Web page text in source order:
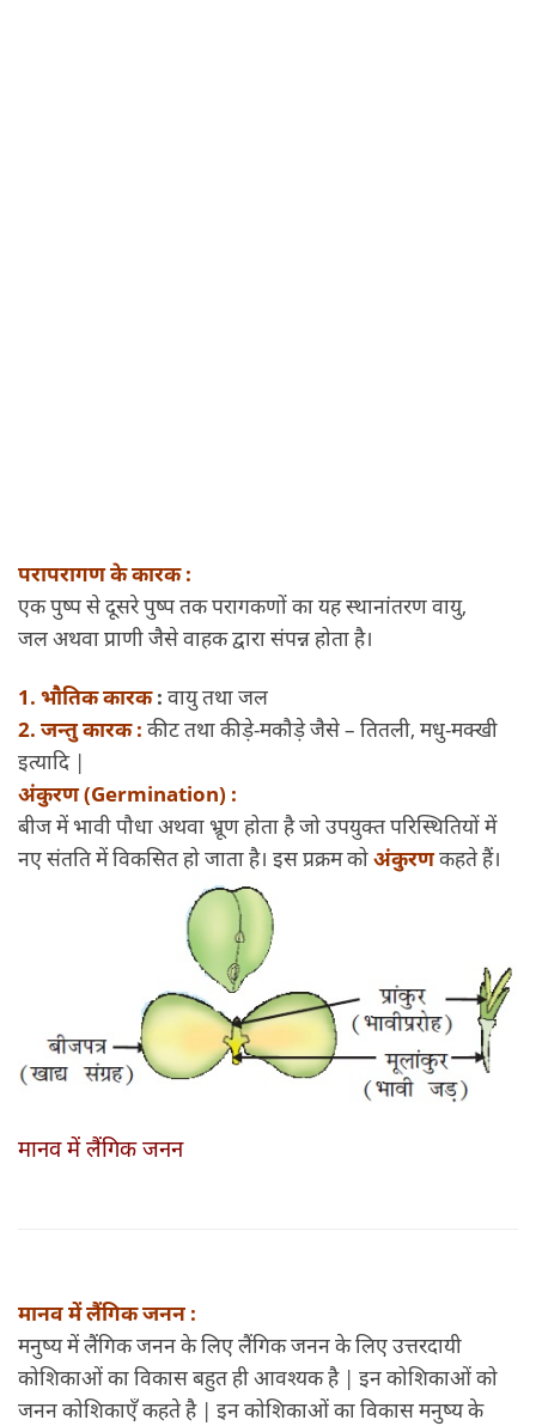
परापरागण के कारक :
एक पुष्प से दूसरे पुष्प तक परागकणों का यह स्थानांतरण वायु,
जल अथवा प्राणी जैसे वाहक द्वारा संपन्न होता है।
1. भौतिक कारक: वायु तथा जल
2. जन्तु कारक : कीट तथा कीड़े-मकौड़े जैसे – तितली, मधु-मक्खी
इत्यादि |
अंकुरण (Germination) :
बीज में भावी पौधा अथवा भ्रूण होता है जो उपयुक्त परिस्थितियों में
नए संतति में विकसित हो जाता है। इस प्रक्रम कोअंकुरणकहते हैं।
मानव में लैंगिक जनन
मानव में लैंगिक जनन :
मनुष्य में लैंगिक जनन के लिए लैंगिक जनन के लिए उत्तरदायी
कोशिकाओं का विकास बहुत ही आवश्यक है | इन कोशिकाओं को
जनन कोशिकाएँ कहते है | इन कोशिकाओं का विकास मनुष्य के